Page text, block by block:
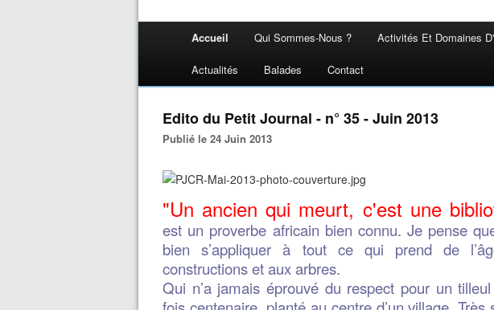
Accueil Qui Sommes-Nous ? Activités Et Domaines
Actualités Balades Contact
Edito du Petit Journal - n° 35 - Juin 2013
Publié le 24 Juin 2013
"Un ancien qui meurt, c'est une
est un proverbe africain bien connu. Je pense
bien s’appliquer à tout ce qui prend de
constructions et aux arbres.
Qui n’a jamais éprouvé du respect pour un